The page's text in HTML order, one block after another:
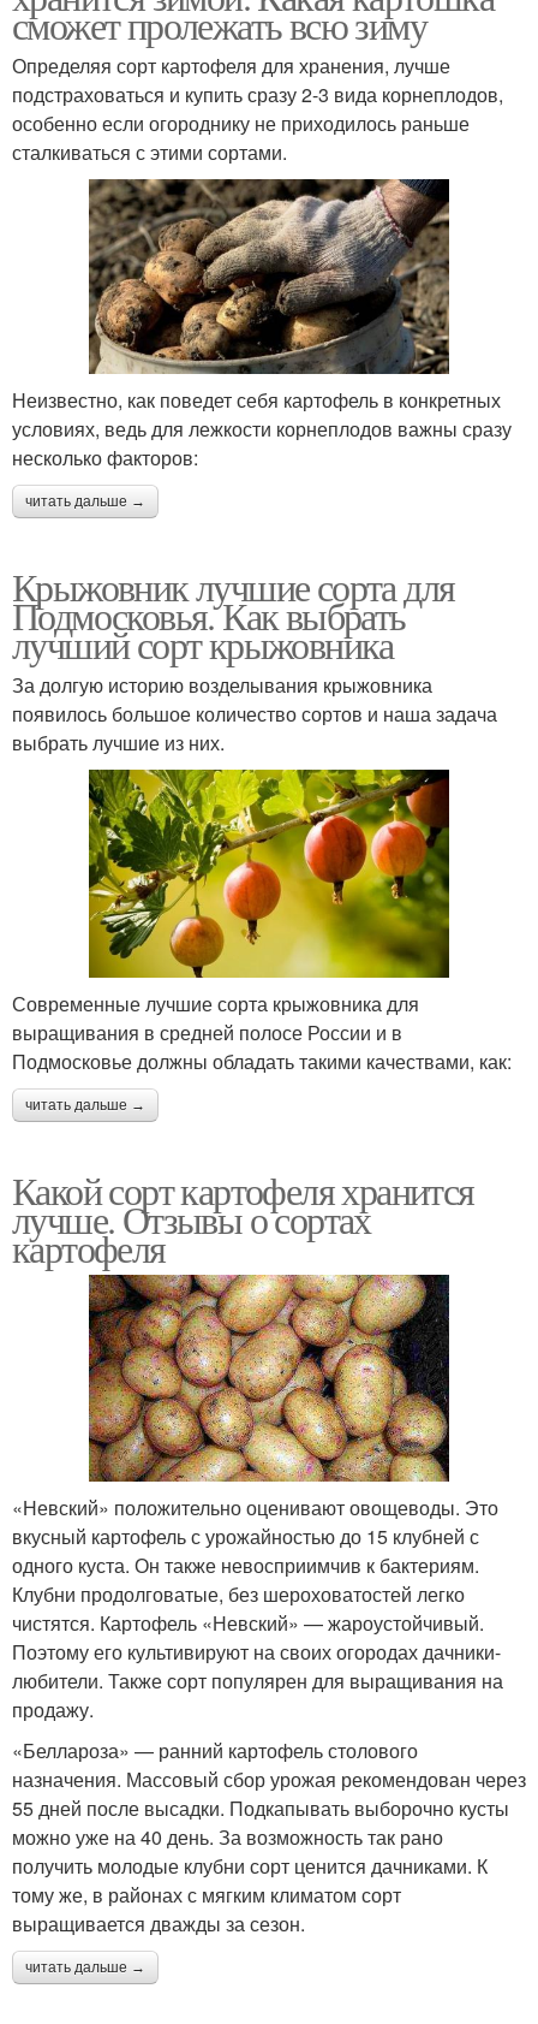
сможет пролежать всю зиму
Определяя сорт картофеля для хранения, лучше
подстраховаться и купить сразу 2-3 вида корнеплодов,
особенно если огороднику не приходилось раньше
сталкиваться с этими сортами.
Неизвестно, как поведет себя картофель в конкретных
условиях, ведь для лежкости корнеплодов важны сразу
несколько факторов:
читать дальше →
Крыжовник лучшие сорта для
Подмосковья. Как выбрать
лучший сорт крыжовника
За долгую историю возделывания крыжовника
появилось большое количество сортов и наша задача
выбрать лучшие из них.
Современные лучшие сорта крыжовника для
выращивания в средней полосе России и в
Подмосковье должны обладать такими качествами, как:
читать дальше →
Какой сорт картофеля хранится
лучше. Отзывы о сортах
картофеля
«Невский» положительно оценивают овощеводы. Это
вкусный картофель с урожайностью до 15 клубней с
одного куста. Он также невосприимчив к бактериям.
Клубни продолговатые, без шероховатостей легко
чистятся. Картофель «Невский» — жароустойчивый.
Поэтому его культивируют на своих огородах дачники-
любители. Также сорт популярен для выращивания на
продажу.
«Беллароза» — ранний картофель столового
назначения. Массовый сбор урожая рекомендован через
55 дней после высадки. Подкапывать выборочно кусты
можно уже на 40 день. За возможность так рано
получить молодые клубни сорт ценится дачниками. К
тому же, в районах с мягким климатом сорт
выращивается дважды за сезон.
читать дальше →